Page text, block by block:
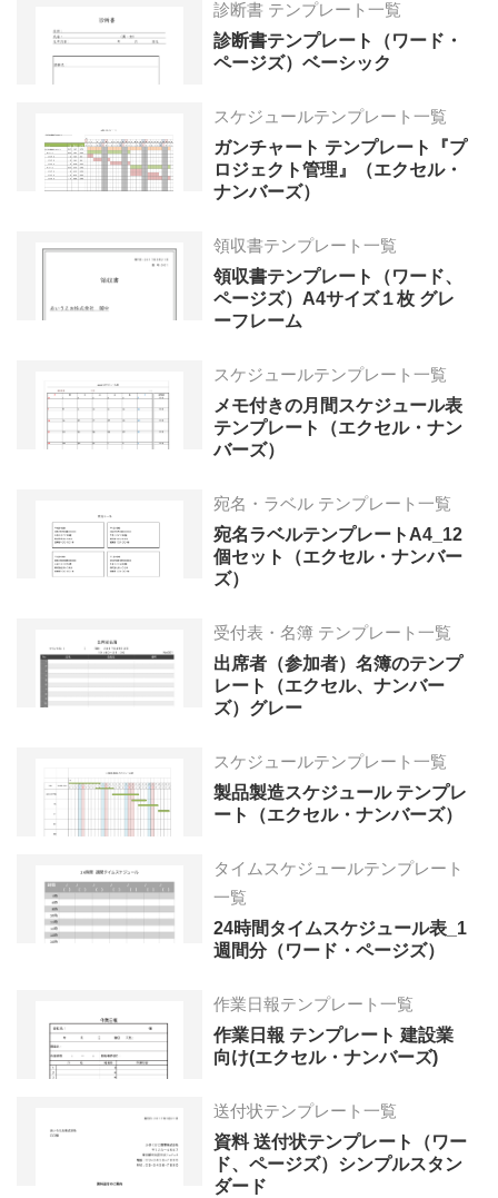
診断書 テンプレート一覧
診断書テンプレート（ワード・
ページズ）ベーシック
スケジュールテンプレート一覧
ガンチャート テンプレート『プ
ロジェクト管理』（エクセル・
ナンバーズ）
領収書テンプレート一覧
領収書テンプレート（ワード、
ページズ）A4サイズ１枚 グレ
ーフレーム
スケジュールテンプレート一覧
メモ付きの月間スケジュール表
テンプレート（エクセル・ナン
バーズ）
宛名・ラベル テンプレート一覧
宛名ラベルテンプレートA4_12
個セット（エクセル・ナンバー
ズ）
受付表・名簿 テンプレート一覧
出席者（参加者）名簿のテンプ
レート（エクセル、ナンバー
ズ）グレー
スケジュールテンプレート一覧
製品製造スケジュール テンプレ
ート（エクセル・ナンバーズ）
タイムスケジュールテンプレート
一覧
24時間タイムスケジュール表_1
週間分（ワード・ページズ）
作業日報テンプレート一覧
作業日報 テンプレート 建設業
向け(エクセル・ナンバーズ)
送付状テンプレート一覧
資料 送付状テンプレート（ワー
ド、ページズ）シンプルスタン
ダード